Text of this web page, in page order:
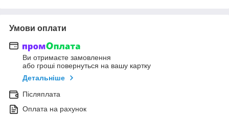
Умови оплати
Ви отримаєте замовлення
або гроші повернуться на вашу картку
Детальніше
Післяплата
Оплата на рахунок